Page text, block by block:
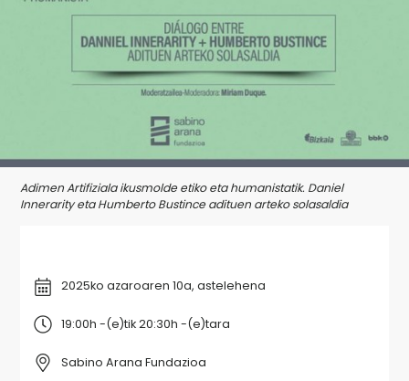
Adimen Artifiziala ikusmolde etiko eta humanistatik. Daniel
Innerarity eta Humberto Bustince adituen arteko solasaldia
2025ko azaroaren 10a, astelehena
19:00h -(e)tik 20:30h -(e)tara
Sabino Arana Fundazioa